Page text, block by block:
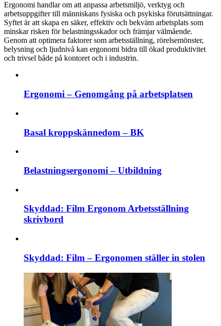
Ergonomi handlar om att anpassa arbetsmiljö, verktyg och
arbetsuppgifter till människans fysiska och psykiska förutsättningar.
Syftet är att skapa en säker, effektiv och bekväm arbetsplats som
minskar risken för belastningsskador och främjar välmående.
Genom att optimera faktorer som arbetsställning, rörelsemönster,
belysning och ljudnivå kan ergonomi bidra till ökad produktivitet
och trivsel både på kontoret och i industrin.
Ergonomi – Genomgång på arbetsplatsen
Basal kroppskännedom – BK
Belastningsergonomi – Utbildning
Skyddad: Film Ergonom Arbetsställning
skrivbord
Skyddad: Film – Ergonomen ställer in stolen